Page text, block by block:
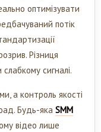
оптимізувати
потік
Різниця
сигналі.
а контроль якості
Будь-яка SMM
відео лише